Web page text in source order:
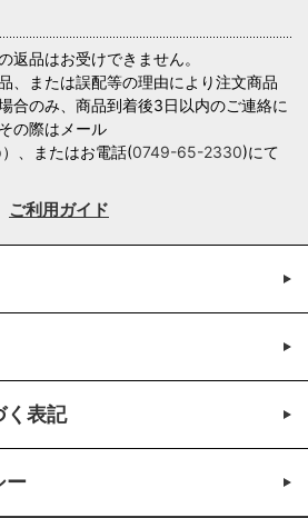
返品はお受けできません。
、または誤配等の理由により注文商品
合のみ、商品到着後3日以内のご連絡に
の際はメール
）、またはお電話(0749-65-2330)にて
ご利用ガイド
く表記
ー